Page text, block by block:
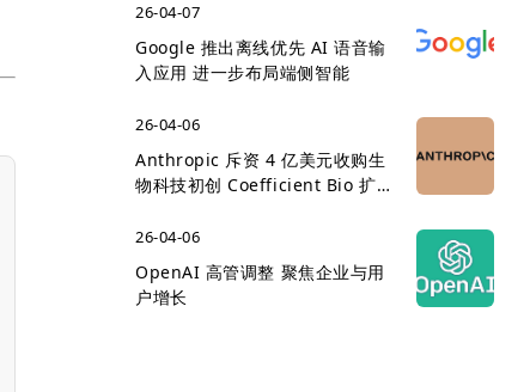
26-04-07
Google 推出离线优先 AI 语音输
入应用 进一步布局端侧智能
26-04-06
Anthropic 斥资 4 亿美元收购生
物科技初创 Coefficient Bio 扩
26-04-06
OpenAI 高管调整 聚焦企业与用
户增长